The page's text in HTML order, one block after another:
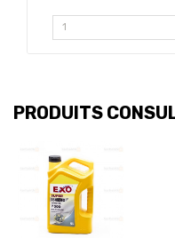
PRODUITS